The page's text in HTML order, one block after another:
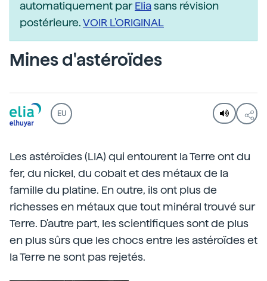
automatiquement parEliasans révision
postérieure.VOIR L'ORIGINAL
Mines d'astéroïdes
EU
Les astéroïdes (LIA) qui entourent la Terre ont du
fer, du nickel, du cobalt et des métaux de la
famille du platine. En outre, ils ont plus de
richesses en métaux que tout minéral trouvé sur
Terre. D'autre part, les scientifiques sont de plus
en plus sûrs que les chocs entre les astéroïdes et
la Terre ne sont pas rejetés.